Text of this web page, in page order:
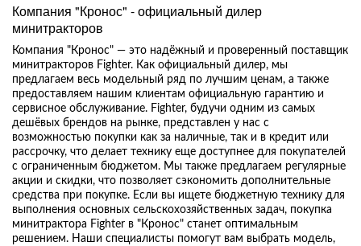
Компания "Кронос" - официальный дилер
минитракторов
Компания "Кронос" — это надёжный и проверенный поставщик
минитракторов Fighter. Как официальный дилер, мы
предлагаем весь модельный ряд по лучшим ценам, а также
предоставляем нашим клиентам официальную гарантию и
сервисное обслуживание. Fighter, будучи одним из самых
дешёвых брендов на рынке, представлен у нас с
возможностью покупки как за наличные, так и в кредит или
рассрочку, что делает технику еще доступнее для покупателей
с ограниченным бюджетом. Мы также предлагаем регулярные
акции и скидки, что позволяет сэкономить дополнительные
средства при покупке. Если вы ищете бюджетную технику для
выполнения основных сельскохозяйственных задач, покупка
минитрактора Fighter в "Кронос" станет оптимальным
решением. Наши специалисты помогут вам выбрать модель,